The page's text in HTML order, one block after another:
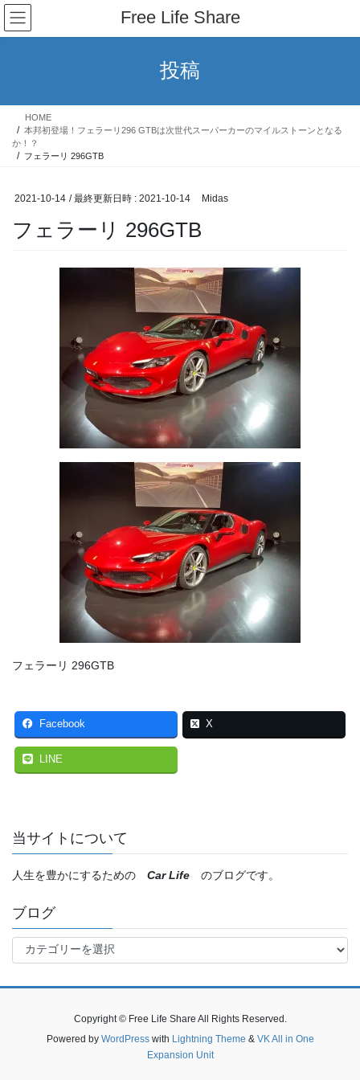
コ
ン
テ
ス
ナ
ビ
ゲ
ン
Free Life Share
投稿
HOME
本邦初登場！フェラーリ296 GTBは次世代スーパーカーのマイルストーンとなる
か！？
フェラーリ 296GTB
2021-10-14 / 最終更新日時 : 2021-10-14 Midas
フェラーリ 296GTB
フェラーリ 296GTB
Facebook X
LINE
当サイトについて
人生を豊かにするための Car Life のブログです。
ブログ
ロ
Copyright © Free Life Share All Rights Reserved.
Powered by WordPresswith Lightning Theme & VK All in One
Expansion Unit